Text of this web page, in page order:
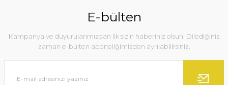
E-bülten
Kampanya ve duyurularımızdan ilk sizin haberiniz olsun! Dilediğiniz
zaman e-bülten aboneliğimizden ayrılabilirsiniz.